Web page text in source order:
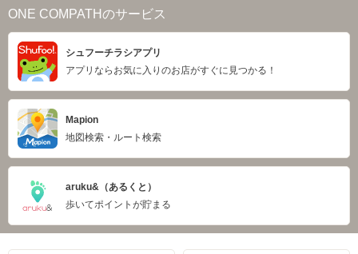
ONE COMPATHのサービス
シュフーチラシアプリ
アプリならお気に入りのお店がすぐに見つかる！
Mapion
地図検索・ルート検索
aruku&（あるくと）
歩いてポイントが貯まる